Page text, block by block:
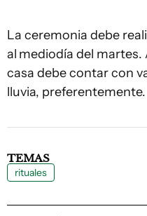
La ceremonia debe
al mediodía del martes.
casa debe contar con
lluvia, preferentemente.
TEMAS
rituales